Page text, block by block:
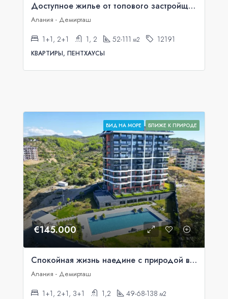
Доступное жилье от топового застройщика нашего региона в районе Демирташ.
Алания - Демирташ
1+1, 2+1 1, 2 52-111 м2 12191
КВАРТИРЫ, ПЕНТХАУСЫ
ВИД НА МОРЕ БЛИЖЕ К ПРИРОДЕ
€145.000
Спокойная жизнь наедине с природой в комфортабельном комплексе
Алания - Демирташ
1+1, 2+1, 3+1 1,2 49-68-138 м2